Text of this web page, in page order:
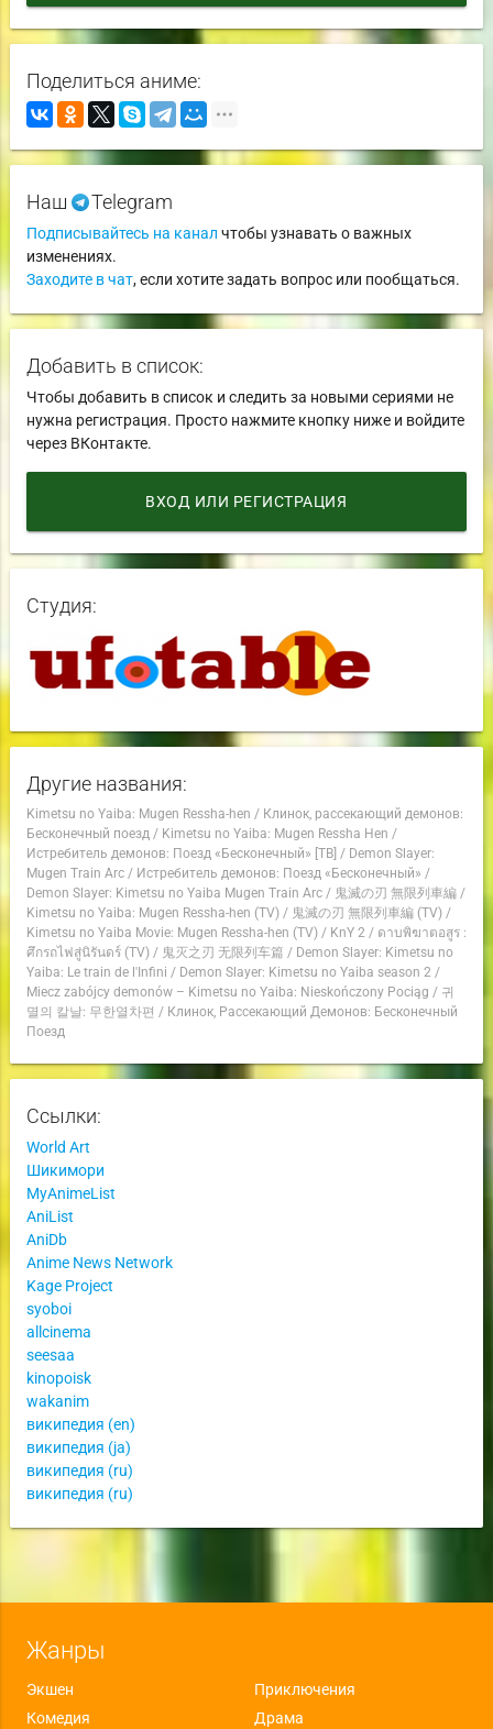
Поделиться аниме:
Наш Telegram
Подписывайтесь на канал чтобы узнавать о важных
изменениях.
Заходите в чат, если хотите задать вопрос или пообщаться.
Добавить в список:
Чтобы добавить в список и следить за новыми сериями не
нужна регистрация. Просто нажмите кнопку ниже и войдите
через ВКонтакте.
ВХОД ИЛИ РЕГИСТРАЦИЯ
Студия:
Другие названия:
Kimetsu no Yaiba: Mugen Ressha-hen / Клинок, рассекающий демонов:
Бесконечный поезд/ Kimetsu no Yaiba: Mugen Ressha Hen /
Истребитель демонов: Поезд «Бесконечный» [ТВ] / Demon Slayer:
Mugen Train Arc/ Истребитель демонов: Поезд «Бесконечный» /
Demon Slayer: Kimetsu no Yaiba Mugen Train Arc/ 鬼滅の刃 無限列車編/
Kimetsu no Yaiba: Mugen Ressha-hen (TV)/ 鬼滅の刃 無限列車編 (TV)/
Kimetsu no Yaiba Movie: Mugen Ressha-hen (TV)/ KnY 2/ ดาบพิฆาตอสูร :
ศึกรถไฟสู่นิรันดร์ (TV)/ 鬼灭之刃 无限列车篇 / Demon Slayer: Kimetsu no
Yaiba: Le train de l'Infini / Demon Slayer: Kimetsu no Yaiba season 2/
Miecz zabójcy demonów – Kimetsu no Yaiba: Nieskończony Pociąg / 귀
멸의 칼날: 무한열차편 / Клинок, Рассекающий Демонов: Бесконечный
Поезд
Ссылки:
World Art
Шикимори
MyAnimeList
AniList
AniDb
Anime News Network
Kage Project
syoboi
allcinema
seesaa
kinopoisk
wakanim
википедия (en)
википедия (ja)
википедия (ru)
википедия (ru)
Жанры
Экшен
Приключения
Комедия
Драма